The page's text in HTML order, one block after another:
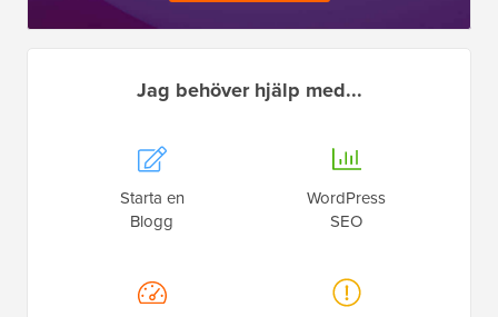
Jag behöver hjälp med...
Starta en
Blogg
WordPress
SEO